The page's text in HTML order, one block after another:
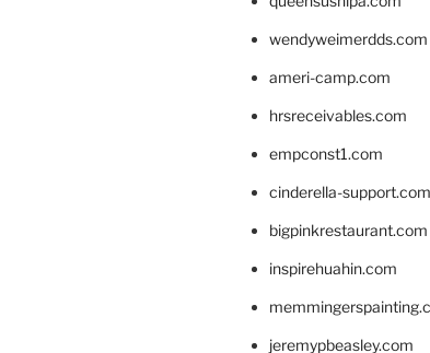
wendyweimerdds.com
ameri-camp.com
hrsreceivables.com
empconst1.com
cinderella-support.com
bigpinkrestaurant.com
inspirehuahin.com
jeremypbeasley.com